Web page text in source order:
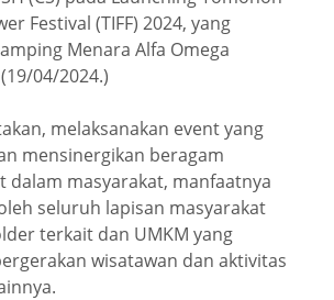
Festival (TIFF) 2024, yang
Menara Alfa Omega
04/2024.)
melaksanakan event yang
mensinergikan beragam
dalam masyarakat, manfaatnya
seluruh lapisan masyarakat
terkait dan UMKM yang
wisatawan dan aktivitas